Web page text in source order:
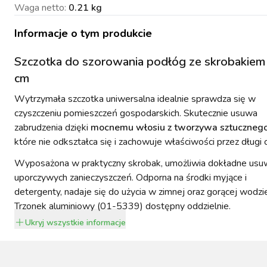
I
TECHNICZNE
DO
DLA
KONIA
ZAWODY
SZKODNIKÓW
MUCHY W STAJNI.
STOP
NOWOŚCI KERBL
2022
ROŚLIN
DO
PSY
Waga netto: 0.21 kg
Informacje o tym produkcie
Szczotka do szorowania podłóg ze
cm
Wytrzymała szczotka uniwersalna idealnie sprawdza się w
czyszczeniu pomieszczeń gospodarskich. Skutecznie usuwa
zabrudzenia dzięki mocnemu włosiu z tworzywa
które nie odkształca się i zachowuje właściwości przez długi
Wyposażona w praktyczny skrobak, umożliwia dokładne
uporczywych zanieczyszczeń. Odporna na środki myjące i
detergenty, nadaje się do użycia w zimnej oraz gorącej
Trzonek aluminiowy (01-5339) dostępny oddzielnie.
Ukryj wszystkie informacje